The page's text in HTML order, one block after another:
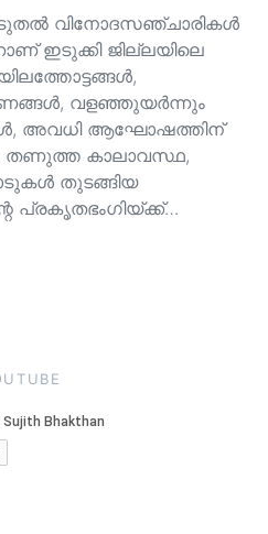
വിനോദസഞ്ചാരികൾ
ഇടുക്കി ജില്ലയിലെ
വളഞ്ഞുയര്‍ന്നും
അവധി ആഘോഷത്തിന്
തണുത്ത കാലാവസ്ഥ,
തുടങ്ങിയ
പ്രകൃതഭംഗിയ്ക്ക്…